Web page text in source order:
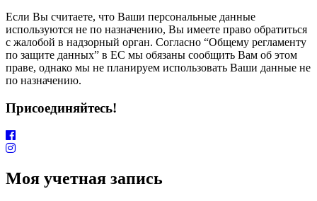
Если Вы считаете, что Ваши персональные данные
используются не по назначению, Вы имеете право обратиться
с жалобой в надзорный орган. Согласно “Общему регламенту
по защите данных” в ЕС мы обязаны сообщить Вам об этом
праве, однако мы не планируем использовать Ваши данные не
по назначению.
Присоединяйтесь!
Моя учетная запись